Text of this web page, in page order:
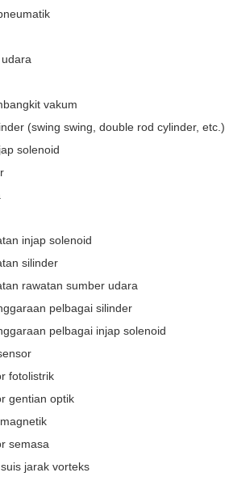
vakum
(swing swing, double rod cylinder, etc.)
solenoid
injap solenoid
silinder
rawatan sumber udara
pelbagai silinder
pelbagai injap solenoid
fotolistrik
gentian optik
semasa
jarak vorteks